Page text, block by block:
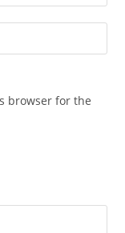
browser for the